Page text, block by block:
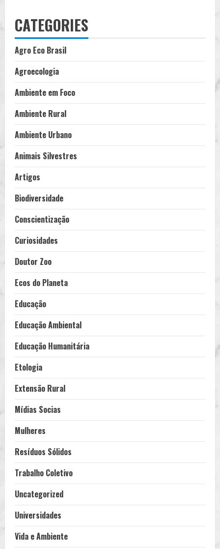
CATEGORIES
Agro Eco Brasil
Agroecologia
Ambiente em Foco
Ambiente Rural
Ambiente Urbano
Animais Silvestres
Artigos
Biodiversidade
Conscientização
Curiosidades
Doutor Zoo
Ecos do Planeta
Educação
Educação Ambiental
Educação Humanitária
Etologia
Extensão Rural
Mídias Socias
Mulheres
Resíduos Sólidos
Trabalho Coletivo
Uncategorized
Universidades
Vida e Ambiente